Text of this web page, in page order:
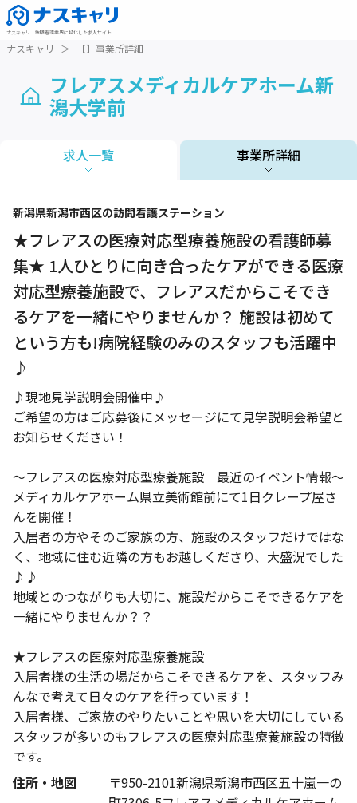
ナスキャリ ： 訪問看護業界に特化した求人サイト
ナスキャリ ＞ 【】事業所詳細
フレアスメディカルケアホーム新
潟大学前
求人一覧 事業所詳細
1 / 1
新潟県新潟市西区の訪問看護ステーション
★フレアスの医療対応型療養施設の看護師募
集★ 1人ひとりに向き合ったケアができる医療
対応型療養施設で、フレアスだからこそでき
るケアを一緒にやりませんか？ 施設は初めて
という方も!病院経験のみのスタッフも活躍中
♪
♪現地見学説明会開催中♪
ご希望の方はご応募後にメッセージにて見学説明会希望と
お知らせください！
～フレアスの医療対応型療養施設 最近のイベント情報～
メディカルケアホーム県立美術館前にて1日クレープ屋さ
んを開催！
入居者の方やそのご家族の方、施設のスタッフだけではな
く、地域に住む近隣の方もお越しくださり、大盛況でした
♪♪
地域とのつながりも大切に、施設だからこそできるケアを
一緒にやりませんか？？
★フレアスの医療対応型療養施設
入居者様の生活の場だからこそできるケアを、スタッフみ
んなで考えて日々のケアを行っています！
入居者様、ご家族のやりたいことや思いを大切にしている
スタッフが多いのもフレアスの医療対応型療養施設の特徴
です。
住所・地図
〒950-2101新潟県新潟市西区五十嵐一の